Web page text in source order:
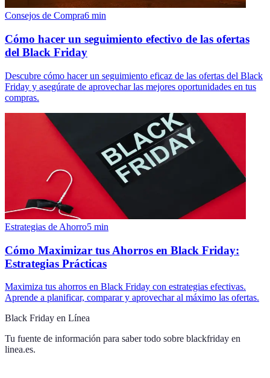
Consejos de Compra6 min
Cómo hacer un seguimiento efectivo de las ofertas
del Black Friday
Descubre cómo hacer un seguimiento eficaz de las ofertas del Black
Friday y asegúrate de aprovechar las mejores oportunidades en tus
compras.
Estrategias de Ahorro5 min
Cómo Maximizar tus Ahorros en Black Friday:
Estrategias Prácticas
Maximiza tus ahorros en Black Friday con estrategias efectivas.
Aprende a planificar, comparar y aprovechar al máximo las ofertas.
Black Friday en Línea
Tu fuente de información para saber todo sobre blackfriday en
linea.es.